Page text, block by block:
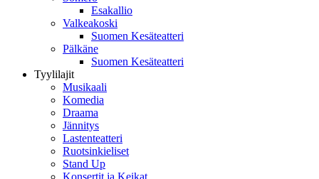
Esakallio
Valkeakoski
Suomen Kesäteatteri
Pälkäne
Suomen Kesäteatteri
Tyylilajit
Musikaali
Komedia
Draama
Jännitys
Lastenteatteri
Ruotsinkieliset
Stand Up
Konsertit ja Keikat